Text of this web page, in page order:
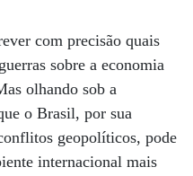
com precisão quais
sobre a economia
olhando sob a
o Brasil, por sua
geopolíticos, pode
internacional mais